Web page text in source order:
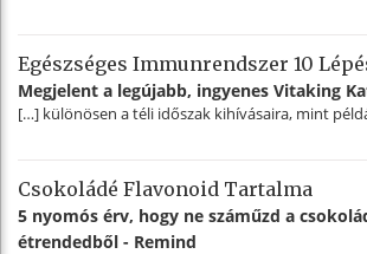
Egészséges Immunrendszer 10
Megjelent a legújabb, ingyenes Vitaking
[…] különösen a téli időszak kihívásaira, mint
Csokoládé Flavonoid Tartalma
5 nyomós érv, hogy ne száműzd a
étrendedből - Remind